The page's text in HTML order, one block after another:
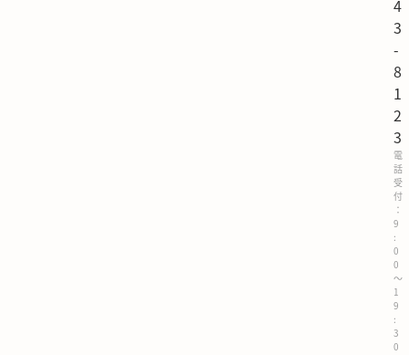
4
3
-
8
1
2
3
電
話
受
付
：
9
:
0
0
～
1
9
:
3
0